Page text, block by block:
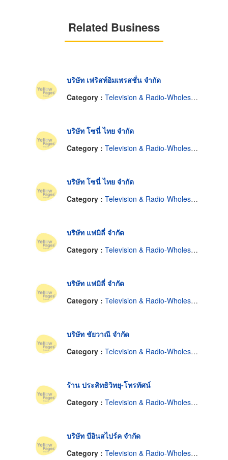
Related Business
บริษัท เฟริสท์อิมเพรสชั่น จำกัด
Category : Television & Radio-Wholesale & Manufacturers
บริษัท โซนี่ ไทย จำกัด
Category : Television & Radio-Wholesale & Manufacturers
บริษัท โซนี่ ไทย จำกัด
Category : Television & Radio-Wholesale & Manufacturers
บริษัท แฟมิลี่ จำกัด
Category : Television & Radio-Wholesale & Manufacturers
บริษัท แฟมิลี่ จำกัด
Category : Television & Radio-Wholesale & Manufacturers
บริษัท ชัยวาณี จำกัด
Category : Television & Radio-Wholesale & Manufacturers
ร้าน ประสิทธิวิทยุ-โทรทัศน์
Category : Television & Radio-Wholesale & Manufacturers
บริษัท บีอินสไปร์ค จำกัด
Category : Television & Radio-Wholesale & Manufacturers